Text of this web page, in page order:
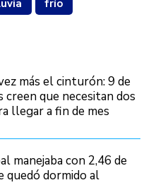
frío
más el cinturón: 9 de
creen que necesitan dos
llegar a fin de mes
manejaba con 2,46 de
quedó dormido al